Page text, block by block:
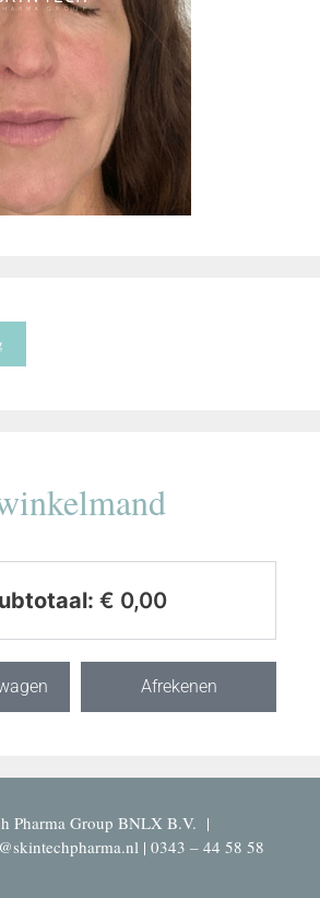
€ 0,00
Afrekenen
Pharma Group BNLX B.V. |
| 0343 – 44 58 58